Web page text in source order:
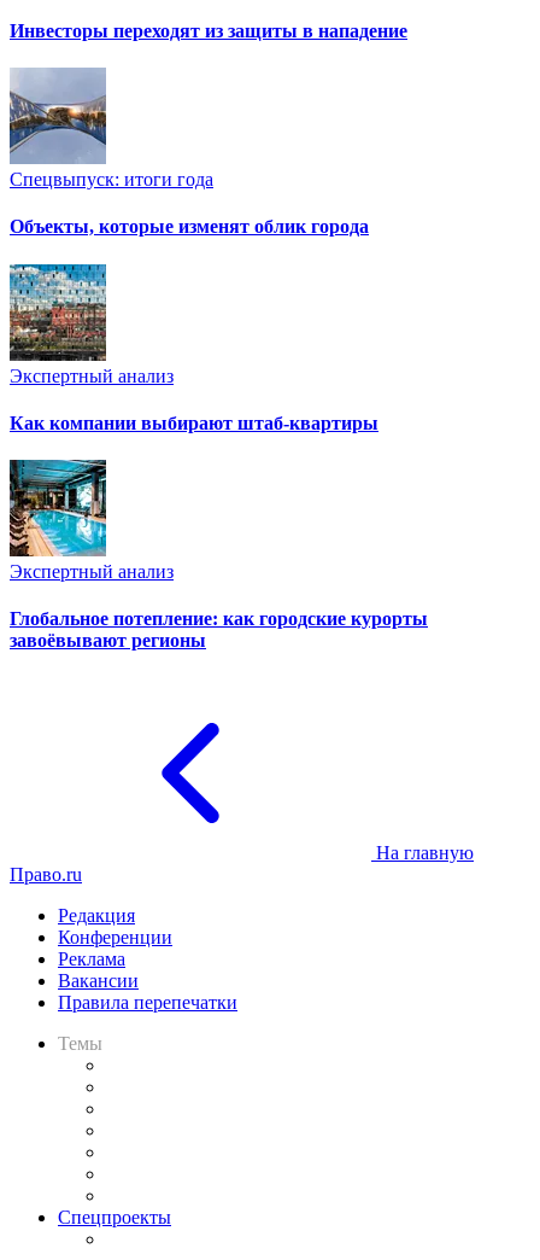
Инвесторы переходят из защиты в нападение
Спецвыпуск: итоги года
Объекты, которые изменят облик города
Экспертный анализ
Как компании выбирают штаб-квартиры
Экспертный анализ
Глобальное потепление: как городские курорты
завоёвывают регионы
На главную
Право.ru
Редакция
Конференции
Реклама
Вакансии
Правила перепечатки
Темы
Спецпроекты